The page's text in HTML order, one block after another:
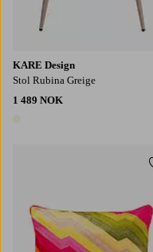
KARE Design
Stol Rubina Greige
1 489 NOK